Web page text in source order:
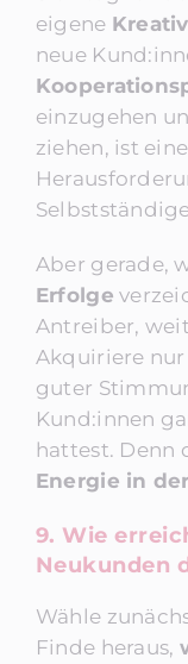
eigene
neue
einzugehen
ziehen, ist
Aber gerade,
Erfolge
Antreiber,
Akquiriere nur
guter
Kund:innen
hattest. Denn
Energie in
9. Wie
Neukunden
Wähle
Finde heraus,